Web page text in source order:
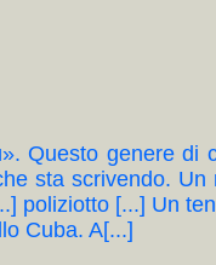
Questo genere
sta scrivendo.
poliziotto [...] Un
Cuba. A[...]